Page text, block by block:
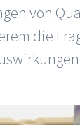
von
die